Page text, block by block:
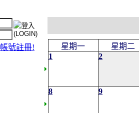
帳號註冊!
星期一
星期二
1
2
8 9